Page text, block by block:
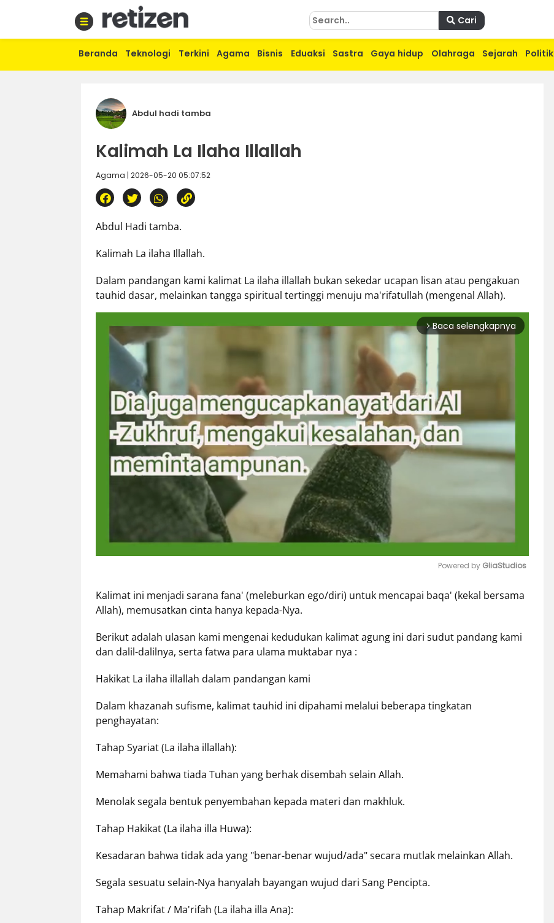
Cari
Beranda Teknologi Terkini Agama Bisnis Eduaksi Sastra Gaya hidup Olahraga Sejarah Politik
Abdul hadi tamba
Kalimah La Ilaha Illallah
Agama | 2026-05-20 05:07:52
Abdul Hadi tamba.
Kalimah La ilaha Illallah.
Dalam pandangan kami kalimat La ilaha illallah bukan sekedar ucapan lisan atau pengakuan
tauhid dasar, melainkan tangga spiritual tertinggi menuju ma'rifatullah (mengenal Allah).
arrow_forward_ios Baca selengkapnya
Mute
Powered by GliaStudios
Kalimat ini menjadi sarana fana' (meleburkan ego/diri) untuk mencapai baqa' (kekal bersama
Allah), memusatkan cinta hanya kepada-Nya.
Berikut adalah ulasan kami mengenai kedudukan kalimat agung ini dari sudut pandang kami
dan dalil-dalilnya, serta fatwa para ulama muktabar nya :
Hakikat La ilaha illallah dalam pandangan kami
Dalam khazanah sufisme, kalimat tauhid ini dipahami melalui beberapa tingkatan
penghayatan:
Tahap Syariat (La ilaha illallah):
Memahami bahwa tiada Tuhan yang berhak disembah selain Allah.
Menolak segala bentuk penyembahan kepada materi dan makhluk.
Tahap Hakikat (La ilaha illa Huwa):
Kesadaran bahwa tidak ada yang "benar-benar wujud/ada" secara mutlak melainkan Allah.
Segala sesuatu selain-Nya hanyalah bayangan wujud dari Sang Pencipta.
Tahap Makrifat / Ma'rifah (La ilaha illa Ana):
Olahraga
rejabar.republika.co.id
repjogja.republika.co.id